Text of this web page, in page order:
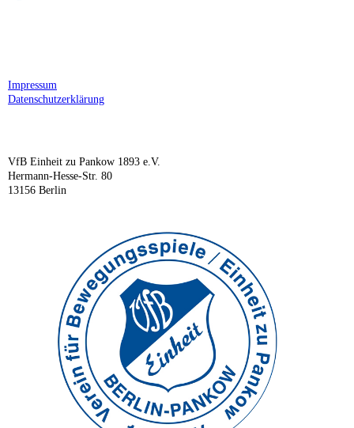
Impressum
Datenschutzerklärung
VfB Einheit zu Pankow 1893 e.V.
Hermann-Hesse-Str. 80
13156 Berlin